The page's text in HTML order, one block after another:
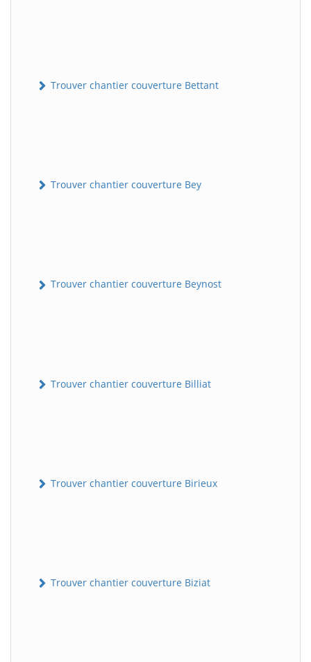
Trouver chantier couverture Bettant
Trouver chantier couverture Bey
Trouver chantier couverture Beynost
Trouver chantier couverture Billiat
Trouver chantier couverture Birieux
Trouver chantier couverture Biziat